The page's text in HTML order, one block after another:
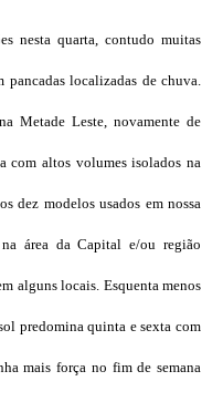
nesta quarta, contudo muitas
localizadas de chuva.
Metade Leste, novamente de
com altos volumes isolados na
dez modelos usados em nossa
área da Capital e/ou região
alguns locais. Esquenta menos
predomina quinta e sexta com
mais força no fim de semana